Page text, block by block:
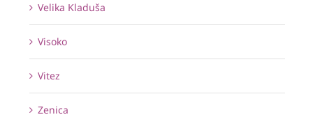
Velika Kladuša
Visoko
Vitez
Zenica